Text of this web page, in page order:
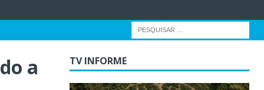
a
TV INFORME